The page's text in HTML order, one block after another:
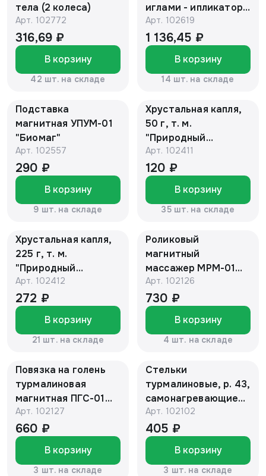
тела (2 колеса)
Арт. 102772
316,69 ₽
В корзину
42 шт. на складе
иглами - ипликатор
Кузнецова
Арт. 102619
1 136,45 ₽
В корзину
14 шт. на складе
Подставка
магнитная УПУМ-01
"Биомаг"
Арт. 102557
290 ₽
В корзину
9 шт. на складе
Хрустальная капля,
50 г, т. м.
"Природный
целитель"
Арт. 102411
120 ₽
В корзину
35 шт. на складе
Хрустальная капля,
225 г, т. м.
"Природный
целитель"
Арт. 102412
272 ₽
В корзину
21 шт. на складе
Роликовый
магнитный
массажер МРМ-01
"Биомаг"
Арт. 102126
730 ₽
В корзину
4 шт. на складе
Повязка на голень
турмалиновая
магнитная ПГС-01
"Биомаг"
Арт. 102127
660 ₽
В корзину
3 шт. на складе
Стельки
турмалиновые, р. 43,
самонагревающиеся
антибактериальные
ССТА-01-05
"Биомаг"(Белые)
Арт. 102102
405 ₽
В корзину
3 шт. на складе